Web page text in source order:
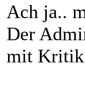
Ach ja..
Der
mit Kritik